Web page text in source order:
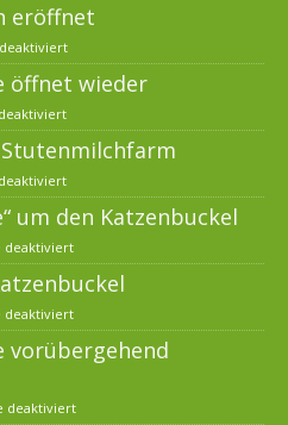
eröffnet
öffnet wieder
um den Katzenbuckel
deaktiviert
deaktiviert
vorübergehend
deaktiviert